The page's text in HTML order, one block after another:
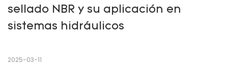
sellado NBR y su aplicación en
sistemas hidráulicos
2025-03-11